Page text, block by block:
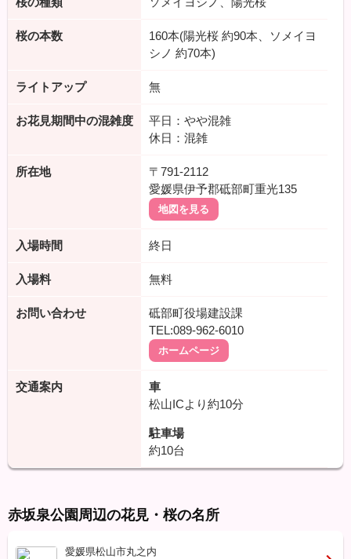
桜の本数
160本(陽光桜 約90本、ソメイヨ
シノ 約70本)
ライトアップ 無
お花見期間中の混雑度
平日：やや混雑
休日：混雑
所在地
〒791-2112
愛媛県伊予郡砥部町重光135
地図を見る
入場時間 終日
入場料 無料
お問い合わせ
砥部町役場建設課
TEL:089-962-6010
ホームページ
交通案内
車
松山ICより約10分
駐車場
約10台
赤坂泉公園周辺の花見・桜の名所
愛媛県松山市丸之内